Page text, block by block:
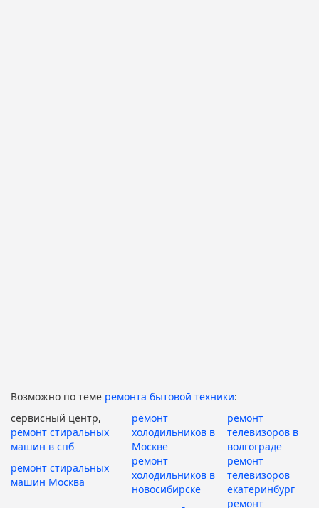
Возможно по теме ремонта бытовой техники:
сервисный центр,
ремонт стиральных
машин в спб
ремонт
холодильников в
Москве
ремонт
телевизоров в
волгограде
ремонт стиральных
машин Москва
ремонт
холодильников в
новосибирске
ремонт
телевизоров
екатеринбург
ремонт